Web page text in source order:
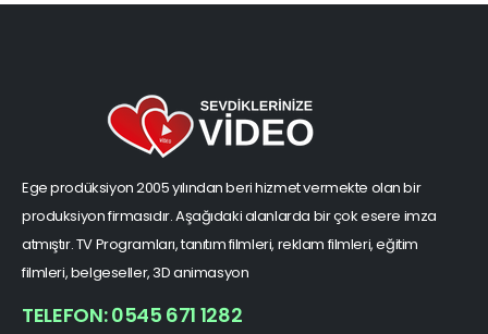
Ege prodüksiyon 2005 yılından beri hizmet vermekte olan bir
produksiyon firmasıdır. Aşağıdaki alanlarda bir çok esere imza
atmıştır. TV Programları, tanıtım filmleri, reklam filmleri, eğitim
filmleri, belgeseller, 3D animasyon
TELEFON: 0545 671 1282